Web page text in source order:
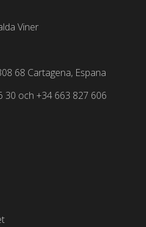
Viner
68 Cartagena, Espana
30 och +34 663 827 606